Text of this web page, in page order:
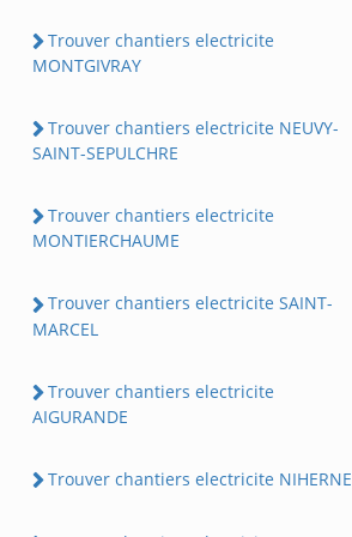
Trouver chantiers electricite
MONTGIVRAY
Trouver chantiers electricite NEUVY-
SAINT-SEPULCHRE
Trouver chantiers electricite
MONTIERCHAUME
Trouver chantiers electricite SAINT-
MARCEL
Trouver chantiers electricite
AIGURANDE
Trouver chantiers electricite NIHERNE